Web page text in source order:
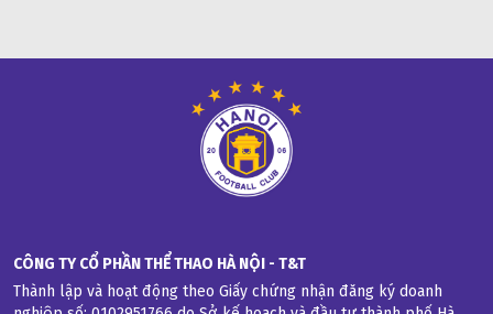
CÔNG TY CỔ PHẦN THỂ THAO HÀ NỘI - T&T
Thành lập và hoạt động theo Giấy chứng nhận đăng ký doanh